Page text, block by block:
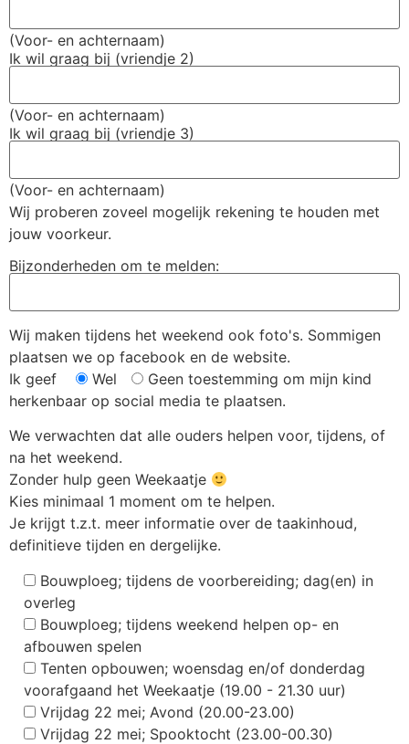
(Voor- en achternaam)
Ik wil graag bij (vriendje 2)
(Voor- en achternaam)
Ik wil graag bij (vriendje 3)
(Voor- en achternaam)
Wij proberen zoveel mogelijk rekening te houden met
jouw voorkeur.
Bijzonderheden om te melden:
Wij maken tijdens het weekend ook foto's. Sommigen
plaatsen we op facebook en de website.
Ik geef
Wel Geen toestemming om mijn kind
herkenbaar op social media te plaatsen.
We verwachten dat alle ouders helpen voor, tijdens, of
na het weekend.
Zonder hulp geen Weekaatje
Kies minimaal 1 moment om te helpen.
Je krijgt t.z.t. meer informatie over de taakinhoud,
definitieve tijden en dergelijke.
Bouwploeg; tijdens de voorbereiding; dag(en) in
overleg
Bouwploeg; tijdens weekend helpen op- en
afbouwen spelen
Tenten opbouwen; woensdag en/of donderdag
voorafgaand het Weekaatje (19.00 - 21.30 uur)
Vrijdag 22 mei; Avond (20.00-23.00)
Vrijdag 22 mei; Spooktocht (23.00-00.30)